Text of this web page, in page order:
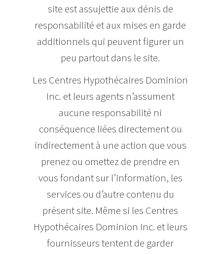
site est assujettie aux dénis de
responsabilité et aux mises en garde
additionnels qui peuvent figurer un
peu partout dans le site.
Les Centres Hypothécaires Dominion
Inc. et leurs agents n’assument
aucune responsabilité ni
conséquence liées directement ou
indirectement à une action que vous
prenez ou omettez de prendre en
vous fondant sur l’information, les
services ou d’autre contenu du
présent site. Même si les Centres
Hypothécaires Dominion Inc. et leurs
fournisseurs tentent de garder